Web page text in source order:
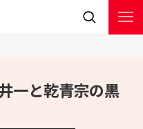
一と乾青宗の黒